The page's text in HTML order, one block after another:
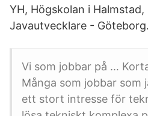
YH, Högskolan i Halmstad,
Javautvecklare - Göteborg.
Vi som jobbar på …
Många som jobbar som
ett stort intresse för